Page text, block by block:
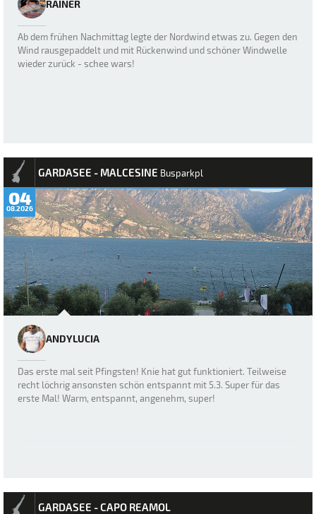
RAINER
Ab dem frühen Nachmittag legte der Nordwind etwas zu. Gegen den
Wind rausgepaddelt und mit Rückenwind und schöner Windwelle
wieder zurück - schee wars!
GARDASEE - MALCESINE Busparkpl
04
08.2026
ANDYLUCIA
Das erste mal seit Pfingsten! Knie hat gut funktioniert. Teilweise
recht löchrig ansonsten schön entspannt mit 5.3. Super für das
erste Mal! Warm, entspannt, angenehm, super!
GARDASEE - CAPO REAMOL